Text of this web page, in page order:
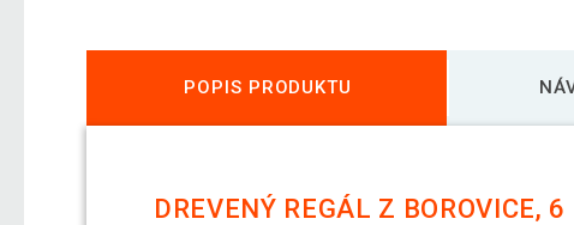
POPIS PRODUKTU
DREVENÝ REGÁL Z BOROVICE,